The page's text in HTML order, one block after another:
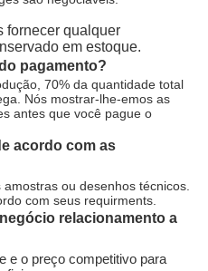
fornecer qualquer
em estoque.
pagamento?
70% da quantidade total
Nós mostrar-lhe-emos as
antes que você pague o
acordo com as
ou desenhos técnicos.
com seus requirments.
relacionamento a
e o preço competitivo para